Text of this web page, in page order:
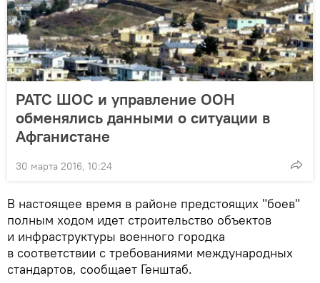
РАТС ШОС и управление ООН
обменялись данными о ситуации в
Афганистане
30 марта 2016, 10:24
В настоящее время в районе предстоящих "боев"
полным ходом идет строительство объектов
и инфраструктуры военного городка
в соответствии с требованиями международных
стандартов, сообщает Генштаб.